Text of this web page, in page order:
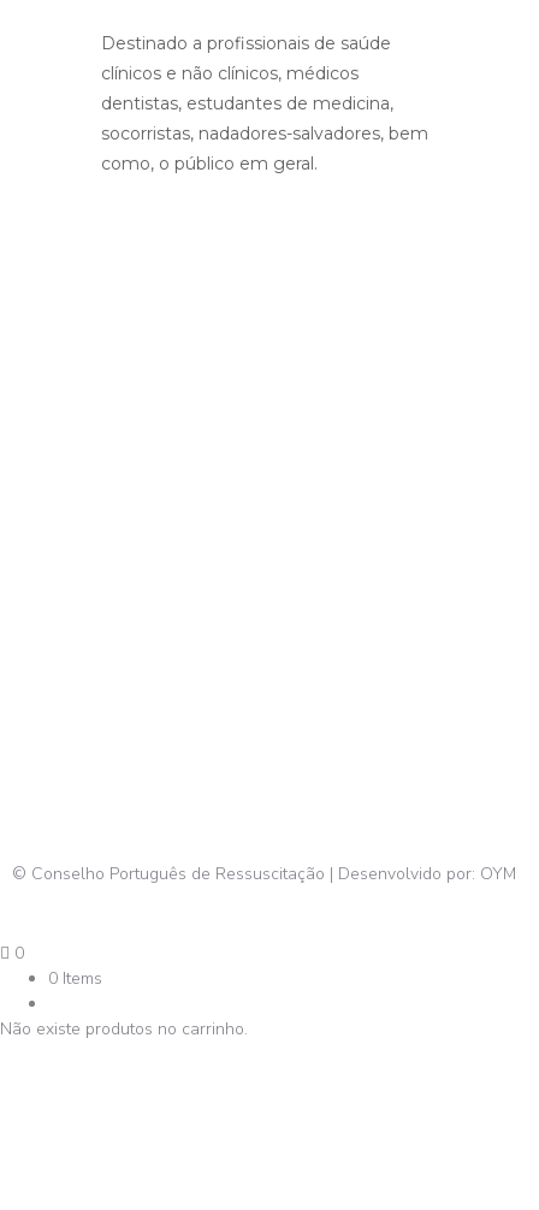
Destinado a profissionais de saúde
clínicos e não clínicos, médicos
dentistas, estudantes de medicina,
socorristas, nadadores-salvadores, bem
como, o público em geral.
© Conselho Português de Ressuscitação | Desenvolvido por: OYM
0
0 Items
Não existe produtos no carrinho.